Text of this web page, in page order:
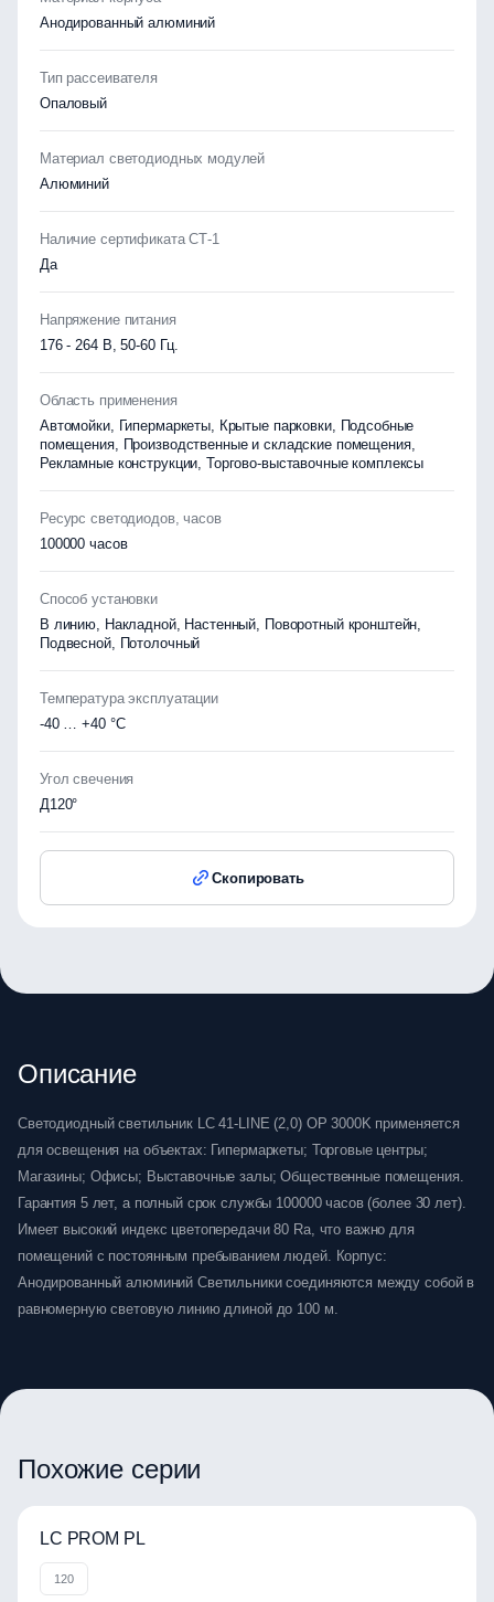
Анодированный алюминий
Тип рассеивателя
Опаловый
Материал светодиодных модулей
Алюминий
Наличие сертификата СТ-1
Да
Напряжение питания
176 - 264 В, 50-60 Гц.
Область применения
Автомойки, Гипермаркеты, Крытые парковки, Подсобные
помещения, Производственные и складские помещения,
Рекламные конструкции, Торгово-выставочные комплексы
Ресурс светодиодов, часов
100000 часов
Способ установки
В линию, Накладной, Настенный, Поворотный кронштейн,
Подвесной, Потолочный
Температура эксплуатации
-40 … +40 °C
Угол свечения
Д120°
Скопировать
Описание
Светодиодный светильник LC 41-LINE (2,0) OP 3000K применяется
для освещения на объектах: Гипермаркеты; Торговые центры;
Магазины; Офисы; Выставочные залы; Общественные помещения.
Гарантия 5 лет, а полный срок службы 100000 часов (более 30 лет).
Имеет высокий индекс цветопередачи 80 Ra, что важно для
помещений с постоянным пребыванием людей. Корпус:
Анодированный алюминий Светильники соединяются между собой в
равномерную световую линию длиной до 100 м.
Похожие серии
LC PROM PL
120